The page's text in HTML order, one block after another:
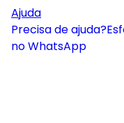
Ajuda
Precisa de ajuda?
no WhatsApp